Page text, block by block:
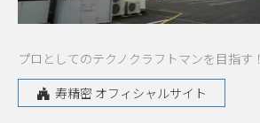
プロとしてのテクノクラフトマンを目指す！
寿精密 オフィシャルサイト